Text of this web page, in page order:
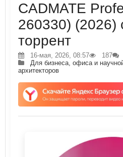
CADMATE
260330) (2026)
торрент
16-мая, 2026, 08:57 187
Для бизнеса, офиса и
архитекторов